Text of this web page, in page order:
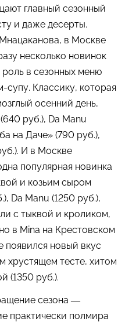
главный сезонный
и даже десерты.
в Москве
несколько новинок
в сезонных меню
супу. Классику, которая
осенний день,
руб.), Da Manu
на Даче» (790 руб.),
И в Москве
популярная новинка
и козьим сыром
Da Manu (1250 руб.),
с тыквой и кроликом,
в Mina на Крестовском
появился новый вкус
хрустящем тесте, хитом
(1350 руб.).
сезона —
практически полмира